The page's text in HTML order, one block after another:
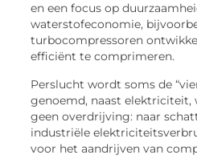
en een focus op
waterstofeconomie,
turbocompressoren
efficiënt te comprimeren.
Perslucht wordt soms de
genoemd, naast elektriciteit,
geen overdrijving: naar
industriële
voor het aandrijven van